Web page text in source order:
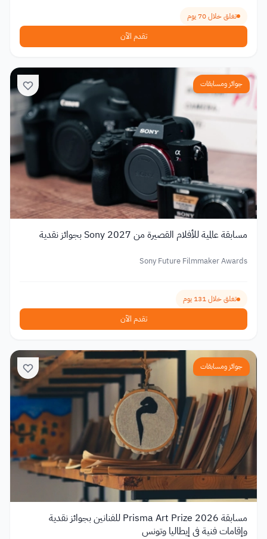
تغلق خلال 70 يوم
تقدم الآن
جوائز ومسابقات
مسابقة عالمية للأفلام القصيرة من Sony 2027 بجوائز نقدية
Sony Future Filmmaker Awards
تغلق خلال 131 يوم
تقدم الآن
جوائز ومسابقات
مسابقة Prisma Art Prize 2026 للفنانين بجوائز نقدية
وإقامات فنية في إيطاليا وتونس